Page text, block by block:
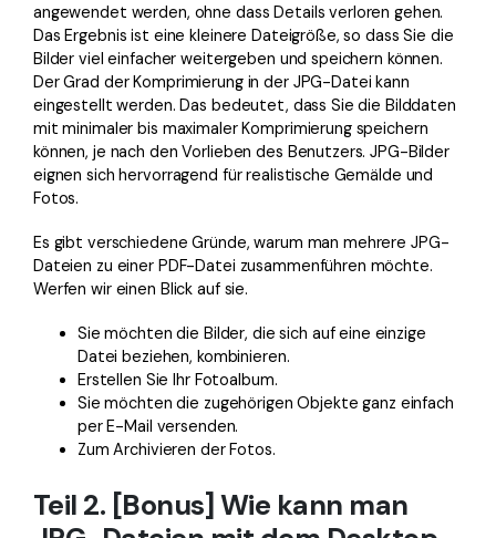
angewendet werden, ohne dass Details verloren gehen.
Das Ergebnis ist eine kleinere Dateigröße, so dass Sie die
Bilder viel einfacher weitergeben und speichern können.
Der Grad der Komprimierung in der JPG-Datei kann
eingestellt werden. Das bedeutet, dass Sie die Bilddaten
mit minimaler bis maximaler Komprimierung speichern
können, je nach den Vorlieben des Benutzers. JPG-Bilder
eignen sich hervorragend für realistische Gemälde und
Fotos.
Es gibt verschiedene Gründe, warum man mehrere JPG-
Dateien zu einer PDF-Datei zusammenführen möchte.
Werfen wir einen Blick auf sie.
Sie möchten die Bilder, die sich auf eine einzige
Datei beziehen, kombinieren.
Erstellen Sie Ihr Fotoalbum.
Sie möchten die zugehörigen Objekte ganz einfach
per E-Mail versenden.
Zum Archivieren der Fotos.
Teil 2. [Bonus] Wie kann man